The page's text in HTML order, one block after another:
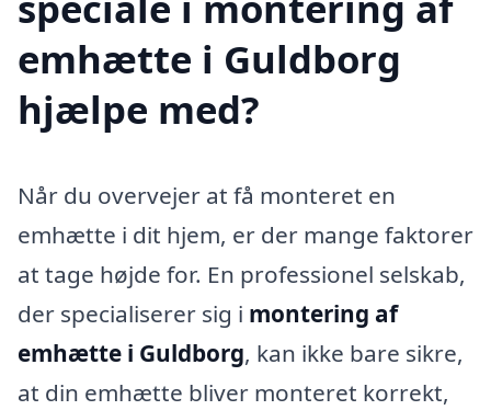
emhætte i Guldborg
hjælpe med?
Når du overvejer at få monteret en
emhætte i dit hjem, er der mange faktorer
at tage højde for. En professionel selskab,
der specialiserer sig i montering af
emhætte i Guldborg, kan ikke bare sikre,
at din emhætte bliver monteret korrekt,